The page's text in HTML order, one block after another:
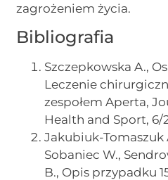
zagrożeniem życia.
Bibliografia
Szczepkowska A.,
Leczenie
zespołem Aperta,
Health and Sport, 6/
Jakubiuk-Tomaszuk
Sobaniec W.,
B., Opis przypadku